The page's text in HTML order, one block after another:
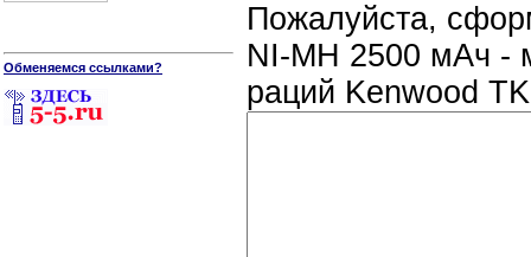
Обменяемся ссылками?
Пожалуйста,
NI-MH 2500 мАч -
раций Kenwood